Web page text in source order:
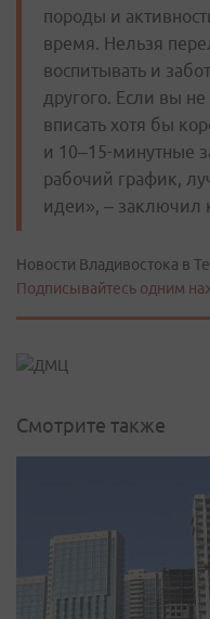
породы и
время. Нельзя
воспитывать и
другого. Если вы
вписать хотя бы
и 10–15-минутные
рабочий график,
идеи», – заключил
Новости Владивостока в
Подписывайтесь одним
Смотрите также